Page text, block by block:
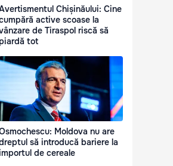
Chișinăului: Cine
active scoase la
de Tiraspol riscă să
tot
Moldova nu are
să introducă bariere la
de cereale